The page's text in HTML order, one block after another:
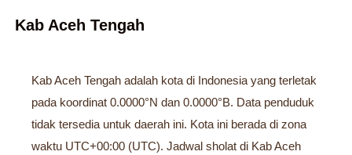
Kab Aceh Tengah
Kab Aceh Tengah adalah kota di Indonesia yang terletak
pada koordinat 0.0000°N dan 0.0000°B. Data penduduk
tidak tersedia untuk daerah ini. Kota ini berada di zona
waktu UTC+00:00 (UTC). Jadwal sholat di Kab Aceh